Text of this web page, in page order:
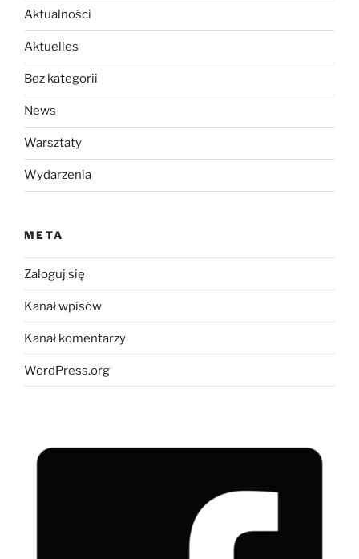
Aktualności
Aktuelles
Bez kategorii
News
Warsztaty
Wydarzenia
META
Zaloguj się
Kanał wpisów
Kanał komentarzy
WordPress.org